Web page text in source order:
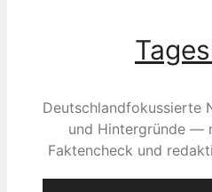
Deutschlandfokussierte
und Hintergründe —
Faktencheck und